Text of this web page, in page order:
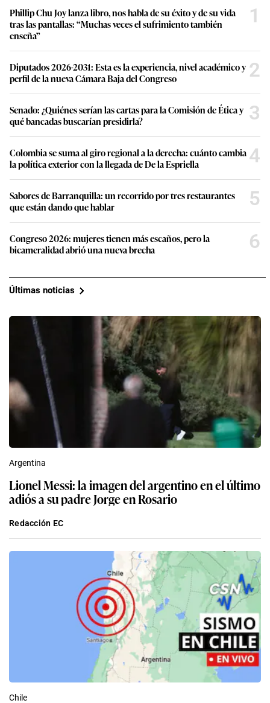
Phillip Chu Joy lanza libro, nos habla de su éxito y de su vida
tras las pantallas: “Muchas veces el sufrimiento también
enseña”
1
Diputados 2026-2031: Esta es la experiencia, nivel académico y
perfil de la nueva Cámara Baja del Congreso
2
Senado: ¿Quiénes serían las cartas para la Comisión de Ética y
qué bancadas buscarían presidirla?
3
Colombia se suma al giro regional a la derecha: cuánto cambia
la política exterior con la llegada de De la Espriella
4
Sabores de Barranquilla: un recorrido por tres restaurantes
que están dando que hablar
5
Congreso 2026: mujeres tienen más escaños, pero la
bicameralidad abrió una nueva brecha
6
Últimas noticias
Argentina
Lionel Messi: la imagen del argentino en el último
adiós a su padre Jorge en Rosario
Redacción EC
Chile